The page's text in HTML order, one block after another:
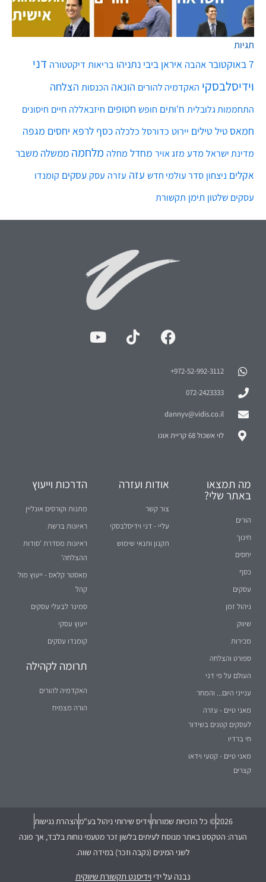
תגיות
7 באוקטובר אהבה איראן ביבי נתניהו בריאות דיקטטורה דני
וידיסלבסקי האקדמיה להורים הונאה הכנסות הצלחה
התחממות גלובלית ח'ותים חופש חטופים חיזבאללה חיים חיסונים
חמאס טיל טילים יירוט כדורסל כלכלה כסף לרפא יחסים מגפה
מדינת ישראל מדע מזג אויר מחדל מחלה מלחמה ממשלה משבר
אקלים ניצחון סדר עולמי חדש עזה עזרה עסק עסקים קומנדו
עסקים שלטון תימן תקשורת
972-52-992-3112⁩+
072-2423333
dannyv@vidis.co.il
לוי אשכול 68 קריית אונו
מה תמצאו
באתר שלי?
הורים
חינוך
יחסים
כסף
עסקים
ניהול זמן
שיווק
מכירות
ספורט והצלחה
העולם על פי דני
ענייני היום... והמחר
מאני טיים - עזרה
לעסקים קטנים בשידור
חי ברדיו
מאני טיים - קטעי וידאו
קצרים
אודות ועזרה
צור קשר
עליי - דני וידיסלבסקי
תקנון ותנאי שימוש
הדרכות וייעוץ
מתנות וקורסים אונליין
ראיונות ברשת
ראיונות מסדרת 'סודות
ההצלחה'
מאסטר קלאס - ייעוץ מול
קהל
סמינר לבעלי עסקים
ייעוץ עסקי
קומנדו עסקים
תרומה לקהילה
האקדמיה להורים
הורה מצמיח
2026© כל הזכויות שמורותוידיס שירותי ניהול בע"מהצהרת נגישות
הערה: הטקסט באתר מנוסח לעיתים בלשון זכר מטעמי נוחות בלבד, אך פונה
לשני המינים (נקבה וזכר) במידה שווה.
נבנה על ידי וידיסנט תקשורת שיווקית